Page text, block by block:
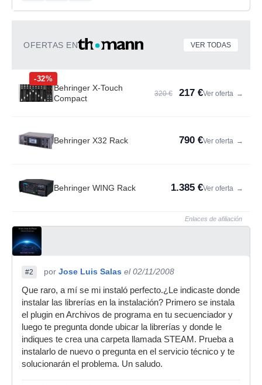
OFERTAS EN VER TODAS
-32%
Behringer X-Touch
Compact
320 € 217 €Ver oferta →
Behringer X32 Rack 790 €Ver oferta →
Behringer WING Rack 1.385 €Ver oferta →
Enlaces de afiliación
#2 por Jose Luis Salas el 02/11/2008
Que raro, a mí se mi instaló perfecto.¿Le indicaste donde
instalar las librerías en la instalación? Primero se instala
el plugin en Archivos de programa en tu secuenciador y
luego te pregunta donde ubicar la librerías y donde le
indiques te crea una carpeta llamada STEAM. Prueba a
instalarlo de nuevo o pregunta en el servicio técnico y te
solucionarán el problema. Un saludo.